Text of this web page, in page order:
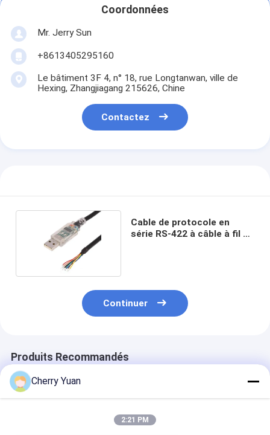
Coordonnées
Mr. Jerry Sun
+8613405295160
Le bâtiment 3F 4, n° 18, rue Longtanwan, ville de
Hexing, Zhangjiagang 215626, Chine
Contactez
Cable de protocole en
série RS-422 à câble à fil à
Continuer
Produits Recommandés
Cherry Yuan
2:21 PM